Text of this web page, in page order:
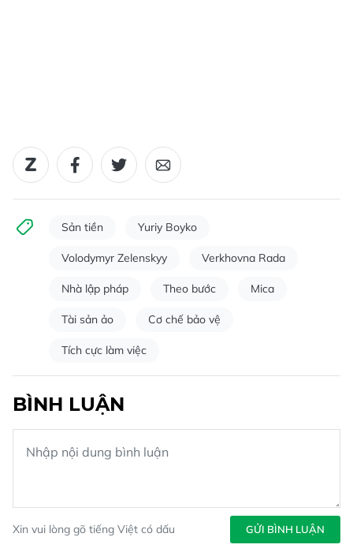
Sản tiền Yuriy Boyko
Volodymyr Zelenskyy Verkhovna Rada
Nhà lập pháp Theo bước Mica
Tài sản ảo Cơ chế bảo vệ
Tích cực làm việc
BÌNH LUẬN
Xin vui lòng gõ tiếng Việt có dấu GỬI BÌNH LUẬN